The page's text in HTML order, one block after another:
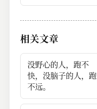
相关文章
没野心的人，跑不
快，没脑子的人，跑
不远。